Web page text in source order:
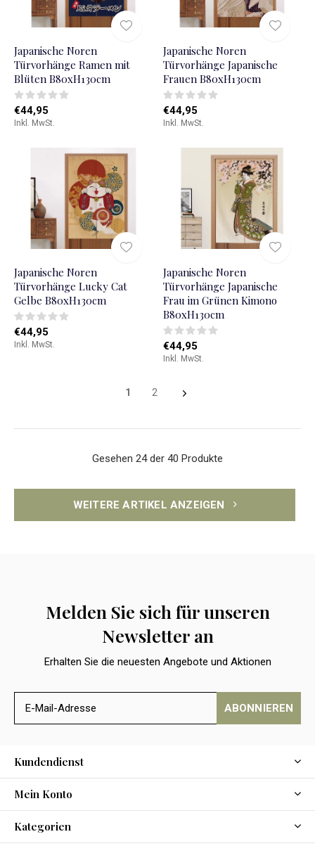
Japanische Noren
Türvorhänge Ramen mit
Blüten B80xH130cm
€44,95
Inkl. MwSt.
Japanische Noren
Türvorhänge Japanische
Frauen B80xH130cm
€44,95
Inkl. MwSt.
Japanische Noren
Türvorhänge Lucky Cat
Gelbe B80xH130cm
€44,95
Inkl. MwSt.
Japanische Noren
Türvorhänge Japanische
Frau im Grünen Kimono
B80xH130cm
€44,95
Inkl. MwSt.
1 2
Gesehen 24 der 40 Produkte
WEITERE ARTIKEL ANZEIGEN
Melden Sie sich für unseren
Newsletter an
Erhalten Sie die neuesten Angebote und Aktionen
ABONNIEREN
Kundendienst
Mein Konto
Kategorien